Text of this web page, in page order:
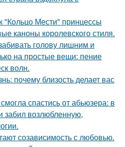
"Кольцо Мести" принцессы
каноны королевского стиля.
голову лишним и
на простые вещи: пение
волн.
почему близость делает вас
спастись от абьюзера: в
возлюбленную,
созависимость с любовью.